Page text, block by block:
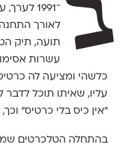
ב
־1991
לאורך
תועה, תיק
עשרות
עליו, שאיתו תוכל לדבר
"אין כיס בלי כרטיס"
בהתחלה הטלכרטים